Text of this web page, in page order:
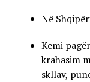
Në
Kemi
krahasim
skllav,